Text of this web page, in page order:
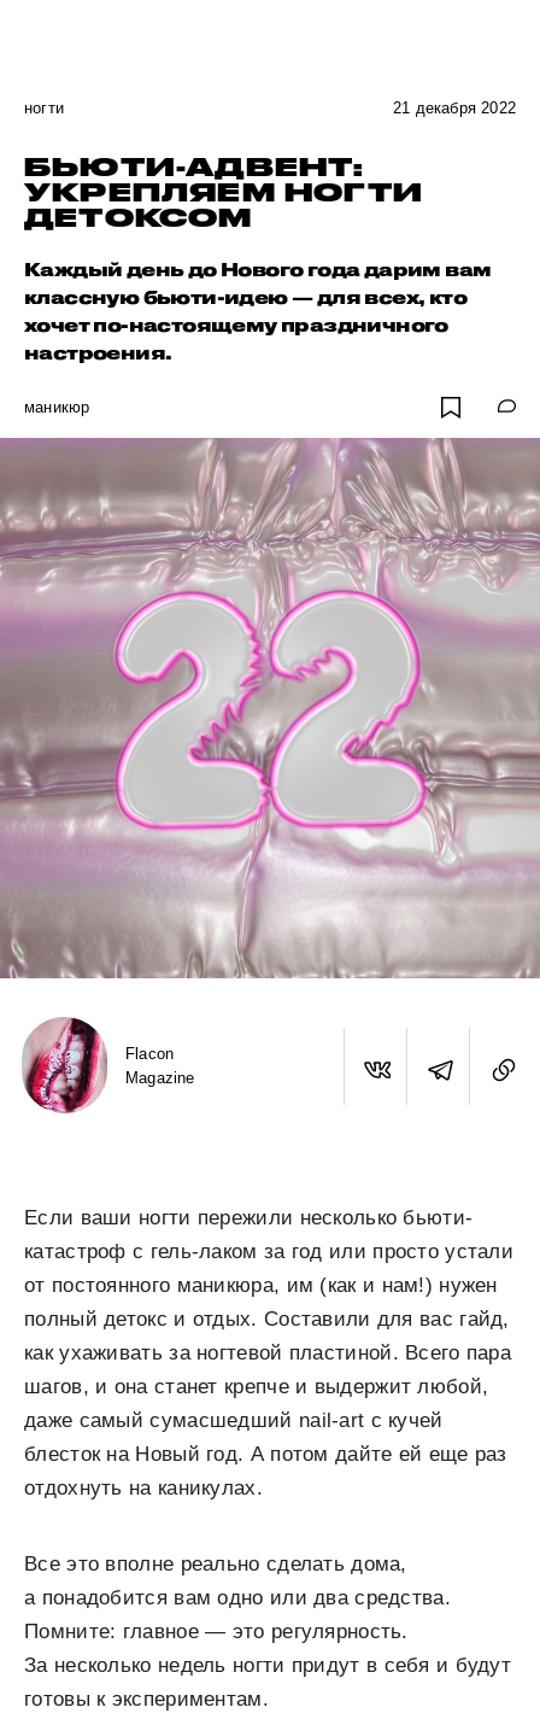
ногти 21 декабря 2022
БЬЮТИ-АДВЕНТ:
УКРЕПЛЯЕМ НОГТИ
ДЕТОКСОМ
Каждый день до Нового года дарим вам
классную бьюти-идею — для всех, кто
хочет по-настоящему праздничного
настроения.
маникюр
Flacon
Magazine
Если ваши ногти пережили несколько бьюти-
катастроф с гель-лаком за год или просто устали
от постоянного маникюра, им (как и нам!) нужен
полный детокс и отдых. Составили для вас гайд,
как ухаживать за ногтевой пластиной. Всего пара
шагов, и она станет крепче и выдержит любой,
даже самый сумасшедший nail-art с кучей
блесток на Новый год. А потом дайте ей еще раз
отдохнуть на каникулах.
Все это вполне реально сделать дома,
а понадобится вам одно или два средства.
Помните: главное — это регулярность.
За несколько недель ногти придут в себя и будут
готовы к экспериментам.